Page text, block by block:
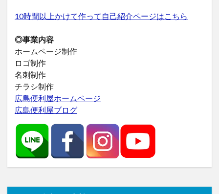
10時間以上かけて作って自己紹介ページはこちら
◎事業内容
ホームページ制作
ロゴ制作
名刺制作
チラシ制作
広島便利屋ホームページ
広島便利屋ブログ